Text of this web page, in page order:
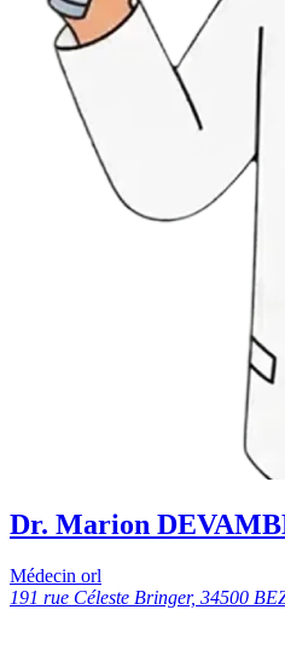
Dr. Marion
Médecin orl
191 rue Céleste Bringer, 34500